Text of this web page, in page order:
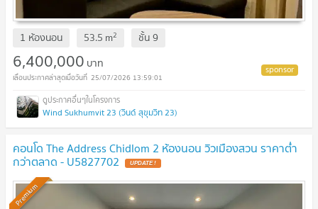
1 ห้องนอน 53.5 m2 ชั้น9
6,400,000 บาท
25/07/2026 13:59:01
Wind Sukhumvit 23 (วินด์ สุขุมวิท 23)
คอนโด The Address Chidlom 2 ห้องนอน วิวเมืองสวน ราคาต่ำ
กว่าตลาด - U5827702
Premium